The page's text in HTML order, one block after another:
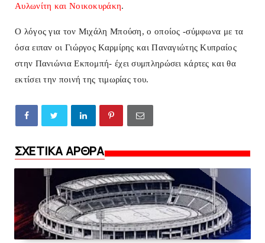
Αυλωνίτη και Νοικοκυράκη.
Ο λόγος για τον Μιχάλη Μπούση, ο οποίος -σύμφωνα με τα
όσα ειπαν οι Γιώργος Καρμίρης και Παναγιώτης Κυπραίος
στην Πανιώνια Εκπομπή- έχει συμπληρώσει κάρτες και θα
εκτίσει την ποινή της τιμωρίας του.
ΣΧΕΤΙΚΑ ΑΡΘΡΑ